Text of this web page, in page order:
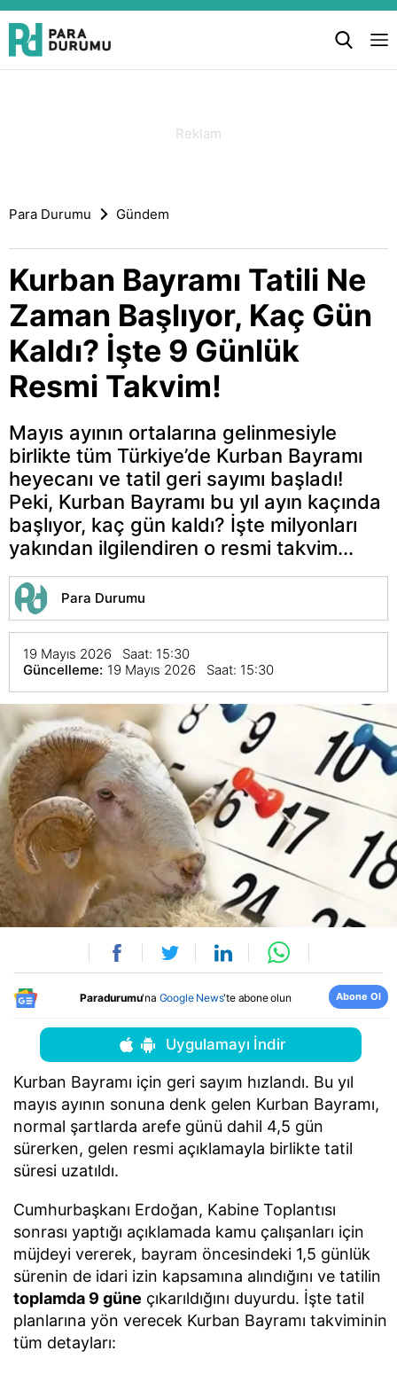
Para Durumu Gündem
Kurban Bayramı Tatili Ne
Zaman Başlıyor, Kaç Gün
Kaldı? İşte 9 Günlük
Resmi Takvim!
Mayıs ayının ortalarına gelinmesiyle
birlikte tüm Türkiye’de Kurban Bayramı
heyecanı ve tatil geri sayımı başladı!
Peki, Kurban Bayramı bu yıl ayın kaçında
başlıyor, kaç gün kaldı? İşte milyonları
yakından ilgilendiren o resmi takvim...
Para Durumu
19 Mayıs 2026 Saat: 15:30
Güncelleme: 19 Mayıs 2026 Saat: 15:30
Paradurumu'na Google News'te abone olun Abone Ol
Uygulamayı İndir
Kurban Bayramı için geri sayım hızlandı. Bu yıl
mayıs ayının sonuna denk gelen Kurban Bayramı,
normal şartlarda arefe günü dahil 4,5 gün
sürerken, gelen resmi açıklamayla birlikte tatil
süresi uzatıldı.
Cumhurbaşkanı Erdoğan, Kabine Toplantısı
sonrası yaptığı açıklamada kamu çalışanları için
müjdeyi vererek, bayram öncesindeki 1,5 günlük
sürenin de idari izin kapsamına alındığını ve tatilin
toplamda 9 güne çıkarıldığını duyurdu. İşte tatil
planlarına yön verecek Kurban Bayramı takviminin
tüm detayları: